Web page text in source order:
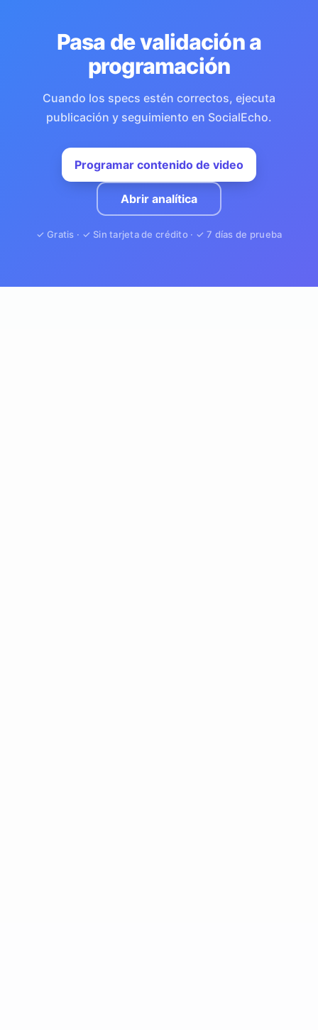
Pasa de validación a
programación
Cuando los specs estén correctos, ejecuta
publicación y seguimiento en SocialEcho.
Programar contenido de video
Abrir analítica
✓ Gratis · ✓ Sin tarjeta de crédito · ✓ 7 días de prueba